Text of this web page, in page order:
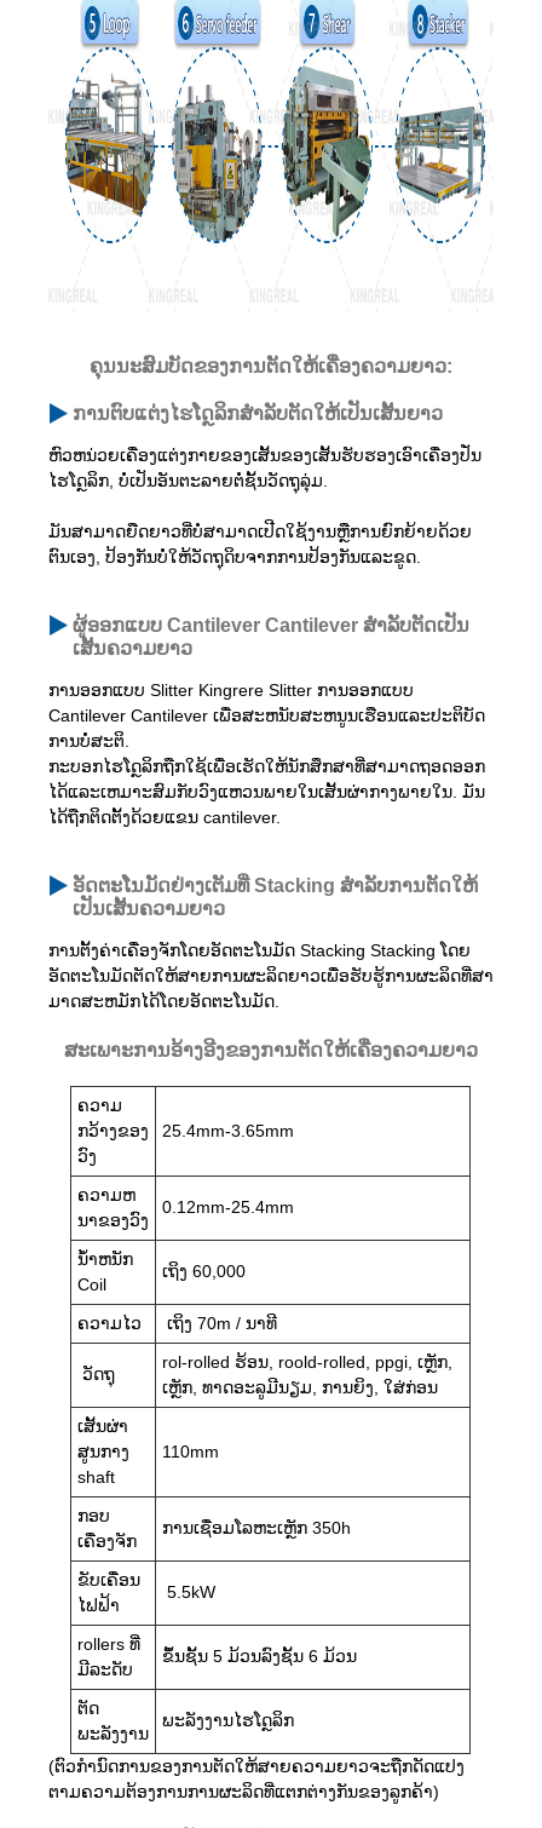
ຄຸນນະສົມບັດຂອງການຕັດໃຫ້ເຄື່ອງຄວາມຍາວ:
ການຕົບແຕ່ງໄຮໂດຼລິກສໍາລັບຕັດໃຫ້ເປັນເສັ້ນຍາວ
ຫົວຫນ່ວຍເຄື່ອງແຕ່ງກາຍຂອງເສັ້ນຂອງເສັ້ນຮັບຮອງເອົາເຄື່ອງປັ່ນ
ໄຮໂດຼລິກ, ບໍ່ເປັນອັນຕະລາຍຕໍ່ຊັ້ນວັດຖຸລຸ່ມ.
ມັນສາມາດຍືດຍາວທີ່ບໍ່ສາມາດເປີດໃຊ້ງານຫຼືການຍົກຍ້າຍດ້ວຍ
ຕົນເອງ, ປ້ອງກັນບໍ່ໃຫ້ວັດຖຸດິບຈາກການປ້ອງກັນແລະຂູດ.
ຜູ້ອອກແບບ Cantilever Cantilever ສໍາລັບຕັດເປັນ
ເສັ້ນຄວາມຍາວ
ການອອກແບບ Slitter Kingrere Slitter ການອອກແບບ
Cantilever Cantilever ເພື່ອສະຫນັບສະຫນູນເຮືອນແລະປະຕິບັດ
ການບໍ່ສະຕິ.
ກະບອກໄຮໂດຼລິກຖືກໃຊ້ເພື່ອເຮັດໃຫ້ນັກສຶກສາທີ່ສາມາດຖອດອອກ
ໄດ້ແລະເຫມາະສົມກັບວົງແຫວນພາຍໃນເສັ້ນຜ່າກາງພາຍໃນ. ມັນ
ໄດ້ຖືກຕິດຕັ້ງດ້ວຍແຂນ cantilever.
ອັດຕະໂນມັດຢ່າງເຕັມທີ່ Stacking ສໍາລັບການຕັດໃຫ້
ເປັນເສັ້ນຄວາມຍາວ
ການຕັ້ງຄ່າເຄື່ອງຈັກໂດຍອັດຕະໂນມັດ Stacking Stacking ໂດຍ
ອັດຕະໂນມັດຕັດໃຫ້ສາຍການຜະລິດຍາວເພື່ອຮັບຮູ້ການຜະລິດທີ່ສາ
ມາດສະຫມັກໄດ້ໂດຍອັດຕະໂນມັດ.
ສະເພາະການອ້າງອີງຂອງການຕັດໃຫ້ເຄື່ອງຄວາມຍາວ
ຄວາມ
ກວ້າງຂອງ
ວົງ
25.4mm-3.65mm
ຄວາມຫ
ນາຂອງວົງ
0.12mm-25.4mm
ນ້ໍາຫນັກ
Coil
ເຖິງ 60,000
ຄວາມໄວ ເຖິງ 70m / ນາທີ
ວັດຖຸ
rol-rolled ຮ້ອນ, roold-rolled, ppgi, ເຫຼັກ,
ເຫຼັກ, ທາດອະລູມີນຽມ, ການຍິງ, ໃສ່ກ່ອນ
ເສັ້ນຜ່າ
ສູນກາງ
shaft
110mm
ກອບ
ເຄື່ອງຈັກ
ການເຊື່ອມໂລຫະເຫຼັກ 350h
ຂັບເຄື່ອນ
ໄຟຟ້າ
5.5kW
rollers ທີ່
ມີລະດັບ
ຂຶ້ນຊັ້ນ 5 ມ້ວນລົງຊັ້ນ 6 ມ້ວນ
ຕັດ
ພະລັງງານ
ພະລັງງານໄຮໂດຼລິກ
(ຕົວກໍານົດການຂອງການຕັດໃຫ້ສາຍຄວາມຍາວຈະຖືກດັດແປງ
ຕາມຄວາມຕ້ອງການການຜະລິດທີ່ແຕກຕ່າງກັນຂອງລູກຄ້າ)